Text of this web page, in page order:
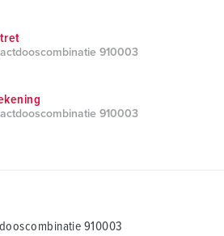
910003
910003
910003